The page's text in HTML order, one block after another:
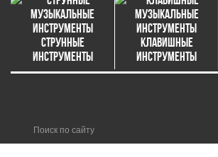
Струнные
инструменты
Клавишные
инструменты